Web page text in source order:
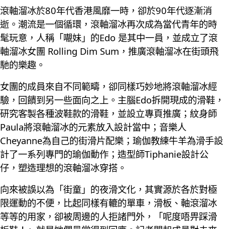
滾軸溜冰於80年代香港風靡一時，卻於90年代逐漸消
逝。潮流是一個循環，滾軸溜冰再次成為當代青年的時
髦玩意，人稱「𡃁妹」的Edo 是其中一員，並成立了滾
軸溜冰女團 Rolling Dim Sum，推廣滾軸溜冰在街頭飛
馳的樂趣。
女團的成員來自不同範疇，卻同樣巧妙地將滾軸溜冰經
驗，回饋到另一些面向之上。主腦Edo拆開現成的滑鞋，
研究客製各種波鞋款的滑鞋，並設立專頁推廣；紋身師
Paula將滾軸溜冰的元素放入設計當中；音樂人
Cheyanne為自己的街滑片配樂；瑜伽教練牛羊為滑手設
計了一系列專門的瑜伽動作；造型師Tiphanie設計公
仔，塑造理想的滾軸溜冰穿搭。
向來被誤以為「街童」的夜滑文化，其實源於各於對極
限運動的不便，比起同樣有轆的單車，滑板、軸滾溜冰
等等的用家，卻被周邊的人拒諸門外，「呢度唔畀踩滑